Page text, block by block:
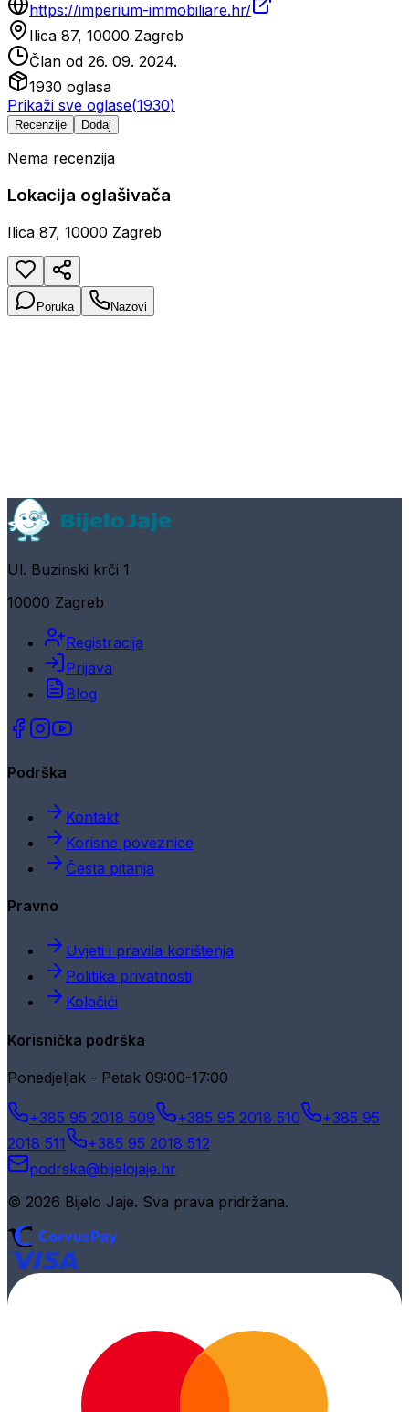
https://imperium-immobiliare.hr/
Ilica 87, 10000 Zagreb
Član od 26. 09. 2024.
1930 oglasa
Prikaži sve oglase(1930)
Recenzije Dodaj
Nema recenzija
Lokacija oglašivača
Ilica 87, 10000 Zagreb
Poruka Nazovi
Ul. Buzinski krči 1
10000 Zagreb
Registracija
Prijava
Blog
Podrška
Kontakt
Korisne poveznice
Česta pitanja
Pravno
Uvjeti i pravila korištenja
Politika privatnosti
Kolačići
Korisnička podrška
Ponedjeljak - Petak 09:00-17:00
+385 95 2018 509 +385 95 2018 510
+385 95
2018 511
+385 95 2018 512
podrska@bijelojaje.hr
© 2026 Bijelo Jaje. Sva prava pridržana.